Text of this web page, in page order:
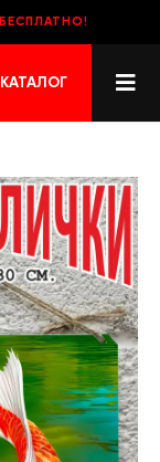
БЕСПЛАТНО!
КАТАЛОГ